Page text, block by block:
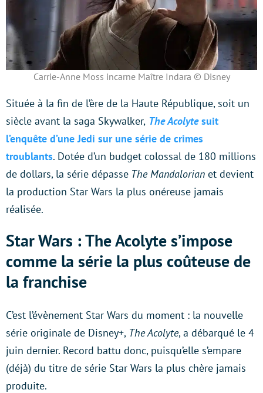
Carrie-Anne Moss incarne Maître Indara © Disney
Située à la fin de l’ère de la Haute République, soit un
siècle avant la saga Skywalker, The Acolytesuit
l’enquête d’une Jedi sur une série de crimes
troublants. Dotée d’un budget colossal de 180 millions
de dollars, la série dépasse The Mandalorian et devient
la production Star Wars la plus onéreuse jamais
réalisée.
Star Wars : The Acolyte s’impose
comme la série la plus coûteuse de
la franchise
C’est l’évènement Star Wars du moment : la nouvelle
série originale de Disney+, The Acolyte, a débarqué le 4
juin dernier. Record battu donc, puisqu’elle s’empare
(déjà) du titre de série Star Wars la plus chère jamais
produite.